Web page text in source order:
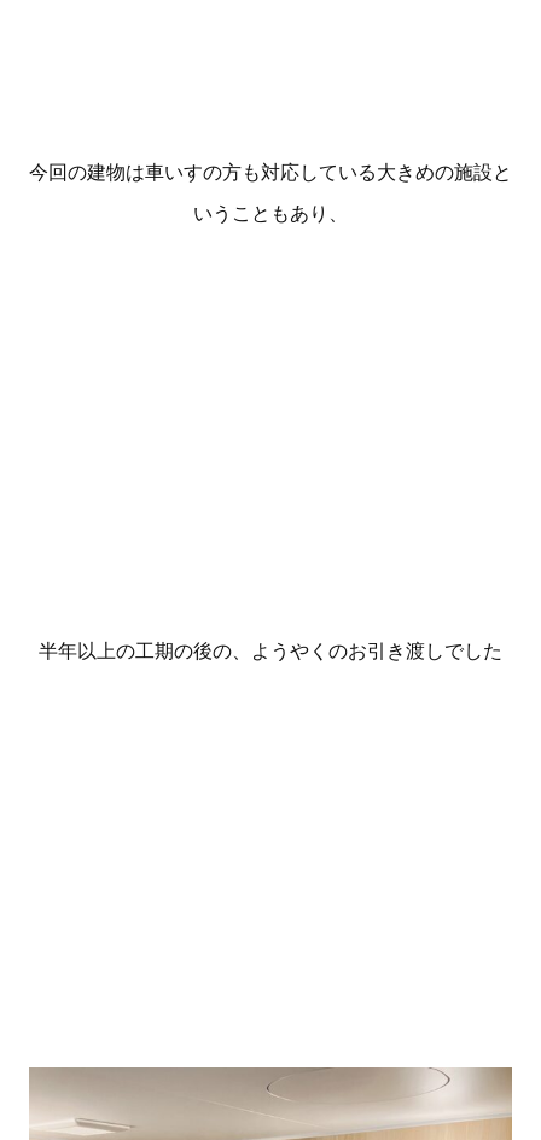
今回の建物は車いすの方も対応している大きめの施設と
いうこともあり、
半年以上の工期の後の、ようやくのお引き渡しでした